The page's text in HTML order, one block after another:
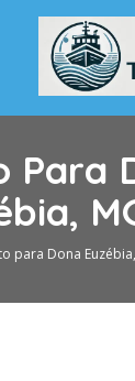
Para
para Dona